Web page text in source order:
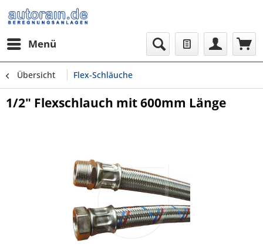
Menü
Übersicht Flex-Schläuche
1/2" Flexschlauch mit 600mm Länge